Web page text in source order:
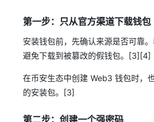
第一步：只从官方渠道下载钱包
安装钱包前，先确认来源是否可靠
避免下载到被篡改的假钱包。[3][4]
在币安生态中创建 Web3 钱包时，
的安装包。[3]
第二步：创建一个强密码